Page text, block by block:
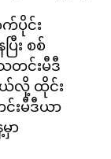
က်ပိုင်း
း စစ်
တင်းမီဒီ
လို့ ထိုင်း
းမီဒီယာ
ာ